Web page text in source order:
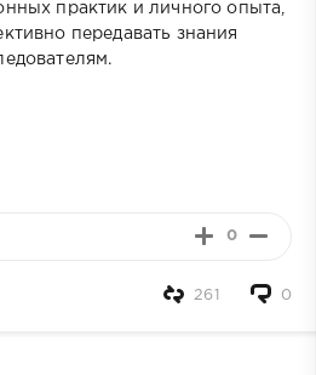
практик и личного опыта,
передавать знания
0
0
261